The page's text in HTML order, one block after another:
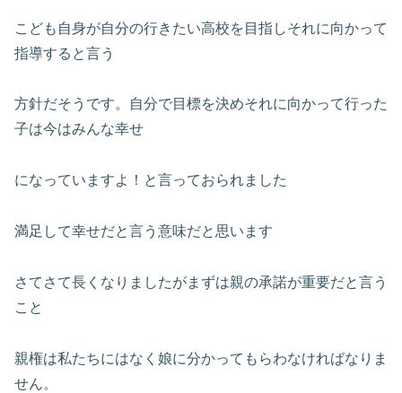
こども自身が自分の行きたい高校を目指しそれに向かって
指導すると言う
方針だそうです。自分で目標を決めそれに向かって行った
子は今はみんな幸せ
になっていますよ！と言っておられました
満足して幸せだと言う意味だと思います
さてさて長くなりましたがまずは親の承諾が重要だと言う
こと
親権は私たちにはなく娘に分かってもらわなければなりま
せん。